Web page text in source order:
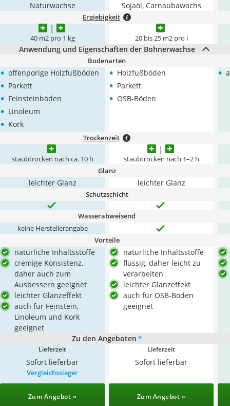
Naturwachse Sojaöl, Carnaubawachs
Ergiebigkeit
40 m2 pro 1 kg 20 bis 25 m2 pro l
Anwendung und Eigenschaften der Bohnerwachse
Bodenarten
• offenporige Holzfußböden
• Parkett
• Feinsteinböden
• Linoleum
• Kork
• Holzfußböden
• Parkett
• OSB-Böden
•
Trockenzeit
staubtrocken nach ca. 10 h staubtrocken nach 1–2 h
Glanz
leichter Glanz leichter Glanz
Schutzschicht
Wasserabweisend
keine Herstellerangabe
Vorteile
natürliche Inhaltsstoffe
cremige Konsistenz,
daher auch zum
Ausbessern geeignet
leichter Glanzeffekt
auch für Feinstein,
Linoleum und Kork
geeignet
natürliche Inhaltsstoffe
flüssig, daher leicht zu
verarbeiten
leichter Glanzeffekt
auch für OSB-Böden
geeignet
Zu den Angeboten *
Lieferzeit
Sofort lieferbar
Lieferzeit
Sofort lieferbar
Vergleichssieger
Zum Angebot » Zum Angebot »